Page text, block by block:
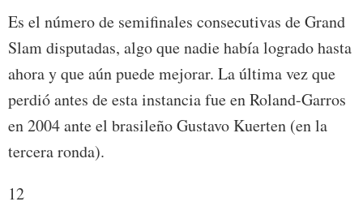
Es el número de semifinales consecutivas de Grand
Slam disputadas, algo que nadie había logrado hasta
ahora y que aún puede mejorar. La última vez que
perdió antes de esta instancia fue en Roland-Garros
en 2004 ante el brasileño Gustavo Kuerten (en la
tercera ronda).
12